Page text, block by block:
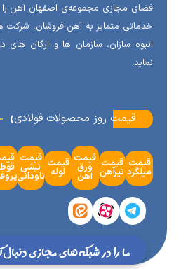
مجازی مجموعه‌ی اصفهان آهن را به شرکتی
متمایز به آهن فروشان، شرکت های عمرانی
سازان، سازمان ها و ارگان های دولتی و
‹قیمت روز محصولات فولادی
قیمت
تیرآهن
قیمت
ورق
آهن
قیمت
لوله
قیمت
نبشی
ناودانی
قیمت
قوطی
پروفیل
قیمت
مواد
اولیه